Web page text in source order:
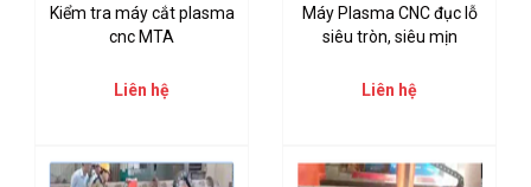
Kiểm tra máy cắt plasma
cnc MTA
Liên hệ
Máy Plasma CNC đục lỗ
siêu tròn, siêu mịn
Liên hệ